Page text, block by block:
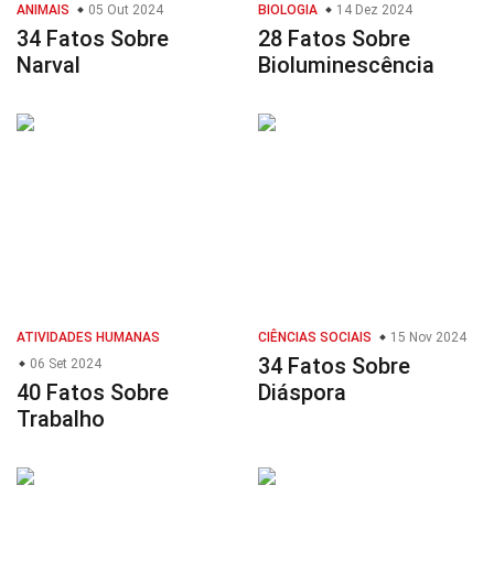
ANIMAIS 05 Out 2024
34 Fatos Sobre
Narval
BIOLOGIA 14 Dez 2024
28 Fatos Sobre
Bioluminescência
ATIVIDADES HUMANAS
06 Set 2024
40 Fatos Sobre
Trabalho
CIÊNCIAS SOCIAIS 15 Nov 2024
34 Fatos Sobre
Diáspora